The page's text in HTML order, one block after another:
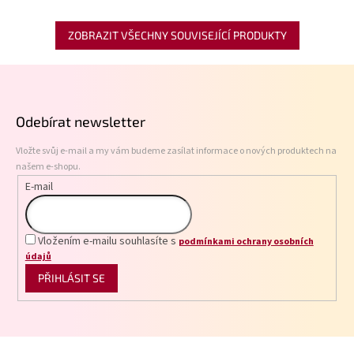
ZOBRAZIT VŠECHNY SOUVISEJÍCÍ PRODUKTY
Odebírat newsletter
Vložte svůj e-mail a my vám budeme zasílat informace o nových produktech na
našem e-shopu.
E-mail
Vložením e-mailu souhlasíte s podmínkami ochrany osobních
údajů
PŘIHLÁSIT SE